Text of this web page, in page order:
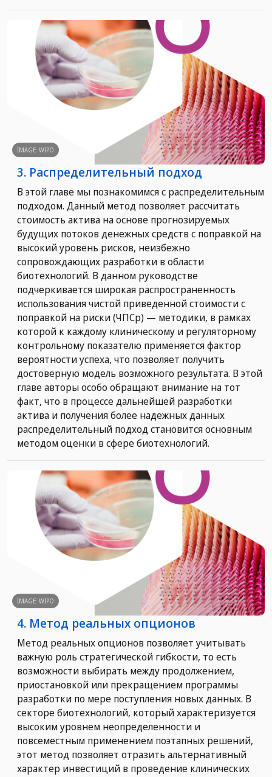
IMAGE: WIPO
3. Распределительный подход
В этой главе мы познакомимся с распределительным
подходом. Данный метод позволяет рассчитать
стоимость актива на основе прогнозируемых
будущих потоков денежных средств с поправкой на
высокий уровень рисков, неизбежно
сопровождающих разработки в области
биотехнологий. В данном руководстве
подчеркивается широкая распространенность
использования чистой приведенной стоимости с
поправкой на риски (ЧПСр) — методики, в рамках
которой к каждому клиническому и регуляторному
контрольному показателю применяется фактор
вероятности успеха, что позволяет получить
достоверную модель возможного результата. В этой
главе авторы особо обращают внимание на тот
факт, что в процессе дальнейшей разработки
актива и получения более надежных данных
распределительный подход становится основным
методом оценки в сфере биотехнологий.
IMAGE: WIPO
4. Метод реальных опционов
Метод реальных опционов позволяет учитывать
важную роль стратегической гибкости, то есть
возможности выбирать между продолжением,
приостановкой или прекращением программы
разработки по мере поступления новых данных. В
секторе биотехнологий, который характеризуется
высоким уровнем неопределенности и
повсеместным применением поэтапных решений,
этот метод позволяет отразить альтернативный
характер инвестиций в проведение клинических